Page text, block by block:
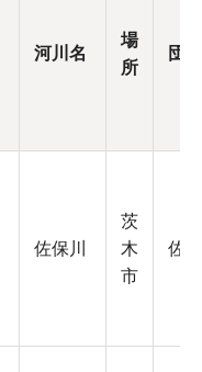
河川名
場
所
団
佐保川
茨
木
市
佐